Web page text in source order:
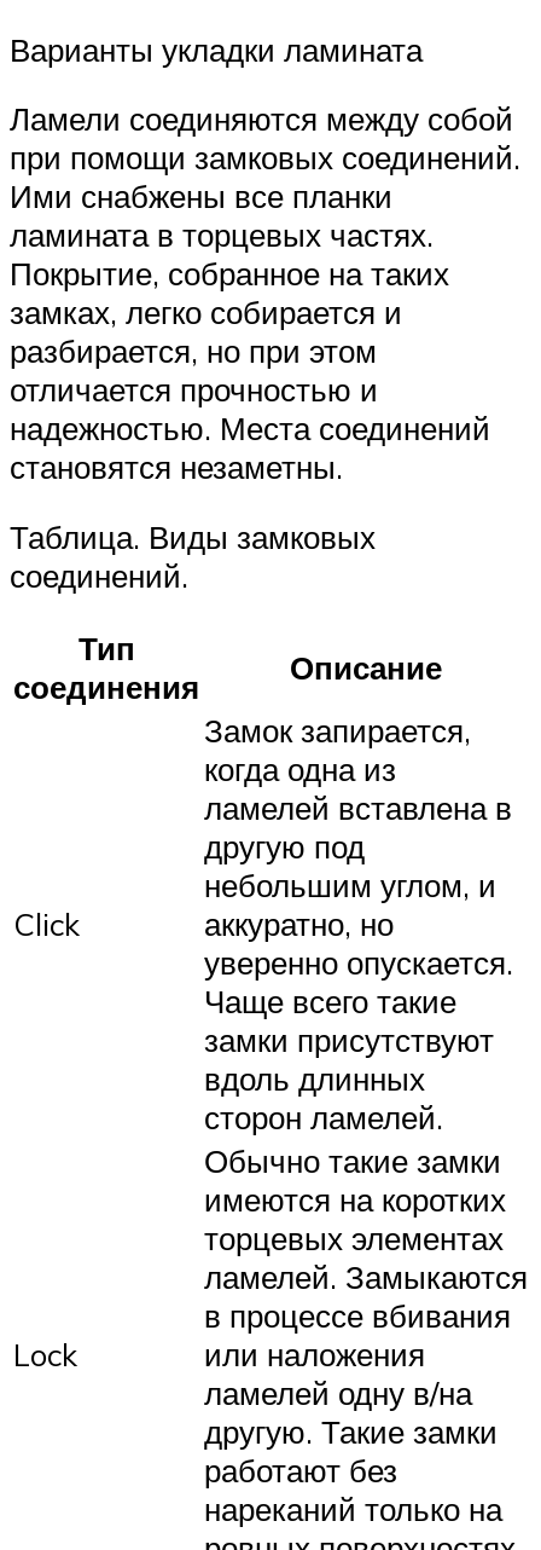
Варианты укладки ламината
Ламели соединяются между собой
при помощи замковых соединений.
Ими снабжены все планки
ламината в торцевых частях.
Покрытие, собранное на таких
замках, легко собирается и
разбирается, но при этом
отличается прочностью и
надежностью. Места соединений
становятся незаметны.
Таблица. Виды замковых
соединений.
Тип
соединения
Описание
Click
Замок запирается,
когда одна из
ламелей вставлена в
другую под
небольшим углом, и
аккуратно, но
уверенно опускается.
Чаще всего такие
замки присутствуют
вдоль длинных
сторон ламелей.
Lock
Обычно такие замки
имеются на коротких
торцевых элементах
ламелей. Замыкаются
в процессе вбивания
или наложения
ламелей одну в/на
другую. Такие замки
работают без
нареканий только на